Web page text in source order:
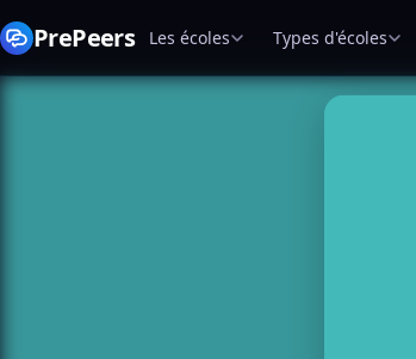
PrePeers Les écoles Types d'écoles